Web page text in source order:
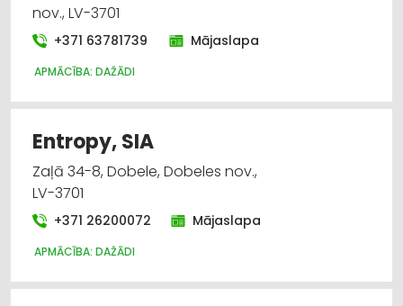
nov., LV-3701
+371 63781739 Mājaslapa
APMĀCĪBA: DAŽĀDI
Entropy, SIA
Zaļā 34-8, Dobele, Dobeles nov.,
LV-3701
+371 26200072 Mājaslapa
APMĀCĪBA: DAŽĀDI